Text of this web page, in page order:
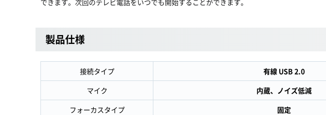
できます。次回のテレビ電話をいつでも開始することができます。
製品仕様
接続タイプ
有線 USB 2.0
マイク
内蔵、ノイズ低減
フォーカスタイプ
固定